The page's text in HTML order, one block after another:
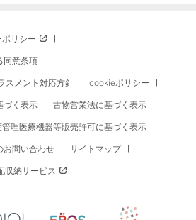
リシー
同意条項
スメント対応方針 cookieポリシー
づく表示 古物営業法に基づく表示
管理医療機器等販売許可に基づく表示
お問い合わせ サイトマップ
収納サービス